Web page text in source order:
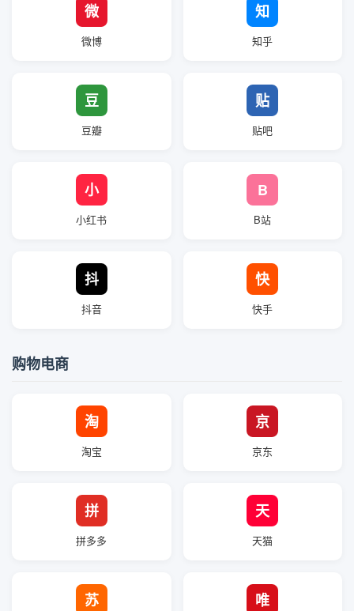
微
微博
知
知乎
豆
豆瓣
贴
贴吧
小
小红书
B
B站
抖
抖音
快
快手
购物电商
淘
淘宝
京
京东
拼
拼多多
天
天猫
苏 唯